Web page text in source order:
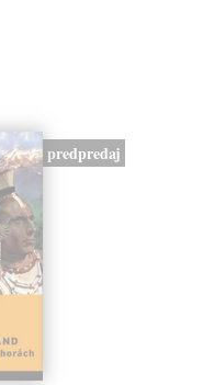
predpredaj